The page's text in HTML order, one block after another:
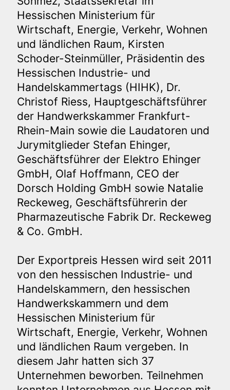
Hessischen Ministerium für
Wirtschaft, Energie, Verkehr, Wohnen
und ländlichen Raum, Kirsten
Schoder-Steinmüller, Präsidentin des
Hessischen Industrie- und
Handelskammertags (HIHK), Dr.
Christof Riess, Hauptgeschäftsführer
der Handwerkskammer Frankfurt-
Rhein-Main sowie die Laudatoren und
Jurymitglieder Stefan Ehinger,
Geschäftsführer der Elektro Ehinger
GmbH, Olaf Hoffmann, CEO der
Dorsch Holding GmbH sowie Natalie
Reckeweg, Geschäftsführerin der
Pharmazeutische Fabrik Dr. Reckeweg
& Co. GmbH.
Der Exportpreis Hessen wird seit 2011
von den hessischen Industrie- und
Handelskammern, den hessischen
Handwerkskammern und dem
Hessischen Ministerium für
Wirtschaft, Energie, Verkehr, Wohnen
und ländlichen Raum vergeben. In
diesem Jahr hatten sich 37
Unternehmen beworben. Teilnehmen